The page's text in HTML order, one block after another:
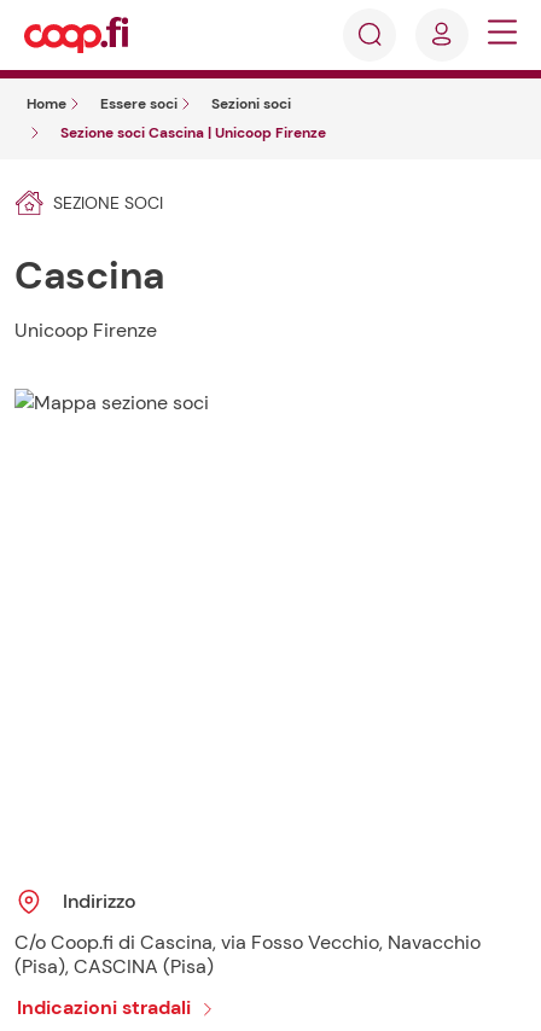
Accedi
Registrati
Home Essere soci
Sezioni soci
Sezione soci Cascina | Unicoop Firenze
SEZIONE SOCI
Cascina
Unicoop Firenze
Indirizzo
C/o Coop.fi di Cascina, via Fosso Vecchio, Navacchio
(Pisa), CASCINA (Pisa)
Indicazioni stradali